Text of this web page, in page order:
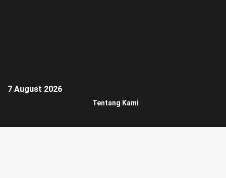
7 August 2026
Tentang Kami